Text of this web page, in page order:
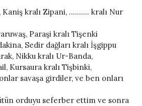
Kaniş kralı Zipani, ………. kralı Nur
Paraşi kralı Tişenki
Sedir dağları kralı İşgippu
Nikku kralı Ur-Banda,
Kursaura kralı Tişbinki,
savaşa girdiler, ve ben onları
orduyu seferber ettim ve sonra